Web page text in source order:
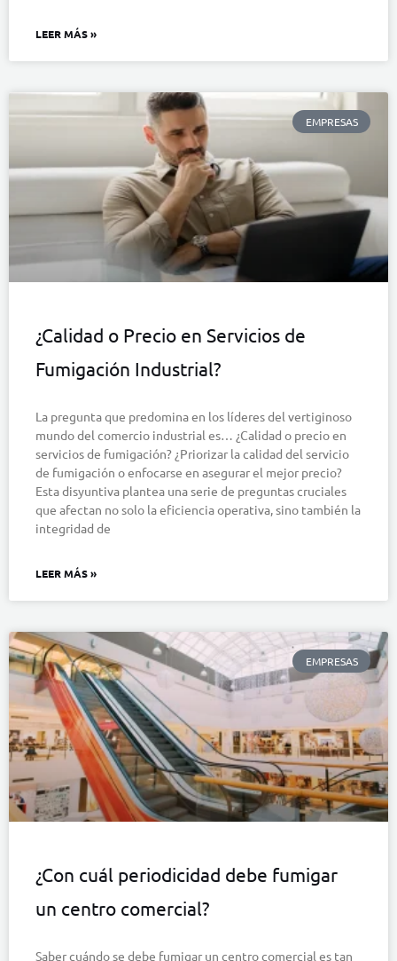
LEER MÁS »
EMPRESAS
¿Calidad o Precio en Servicios de
Fumigación Industrial?
La pregunta que predomina en los líderes del vertiginoso
mundo del comercio industrial es… ¿Calidad o precio en
servicios de fumigación? ¿Priorizar la calidad del servicio
de fumigación o enfocarse en asegurar el mejor precio?
Esta disyuntiva plantea una serie de preguntas cruciales
que afectan no solo la eficiencia operativa, sino también la
integridad de
LEER MÁS »
EMPRESAS
¿Con cuál periodicidad debe fumigar
un centro comercial?
Saber cuándo se debe fumigar un centro comercial es tan